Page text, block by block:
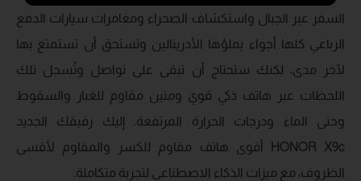
السفر عبر الجبال واستكشاف الصحراء ومغامرات سيارات الدفع
الرباعي كلها أجواء يملؤها الأدرينالين وتستحق أن تستمتع بها
لآخر مدى، لكنك ستحتاج أن تبقى على تواصل وتُسجل تلك
اللحظات عبر هاتف ذكي قوي ومتين مقاوم للغبار والسقوط
وحتى الماء ودرجات الحرارة المرتفعة. إليك رفيقك الجديد
HONOR X9c أقوى هاتف مقاوم للكسر والمقاوم لأقسى
الظروف، مع ميزات الذكاء الاصطناعي لتجربة متكاملة.